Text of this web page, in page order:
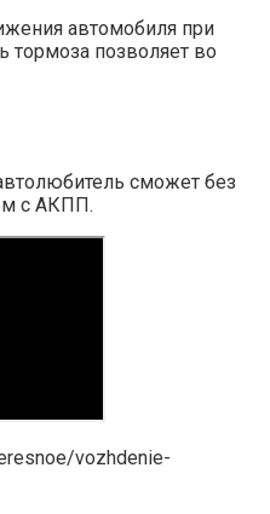
автомобиля при
тормоза позволяет во
сможет без
с АКПП.
vozhdenie-